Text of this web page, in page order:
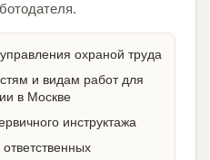
охраной труда
и видам работ для
в Москве
инструктажа